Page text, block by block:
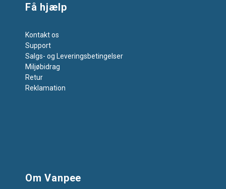
Få hjælp
Kontakt os
Support
Salgs- og Leveringsbetingelser
Miljøbidrag
Retur
Reklamation
Om Vanpee